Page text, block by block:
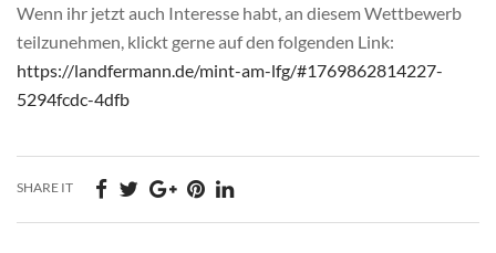
Wenn ihr jetzt auch Interesse habt, an diesem Wettbewerb
teilzunehmen, klickt gerne auf den folgenden Link:
https://landfermann.de/mint-am-lfg/#1769862814227-
5294fcdc-4dfb
SHARE IT